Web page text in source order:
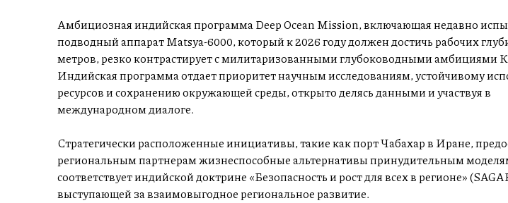
Амбициозная индийская программа Deep Ocean Mission, включающая недавно
подводный аппарат Matsya-6000, который к 2026 году должен достичь рабочих
метров, резко контрастирует с милитаризованными глубоководными амбициями
Индийская программа отдает приоритет научным исследованиям, устойчивому
ресурсов и сохранению окружающей среды, открыто делясь данными и участвуя в
международном диалоге.
Стратегически расположенные инициативы, такие как порт Чабахар в Иране,
региональным партнерам жизнеспособные альтернативы принудительным
соответствует индийской доктрине «Безопасность и рост для всех в регионе»
выступающей за взаимовыгодное региональное развитие.